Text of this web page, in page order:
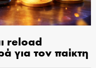
reload
για τον παίκτη